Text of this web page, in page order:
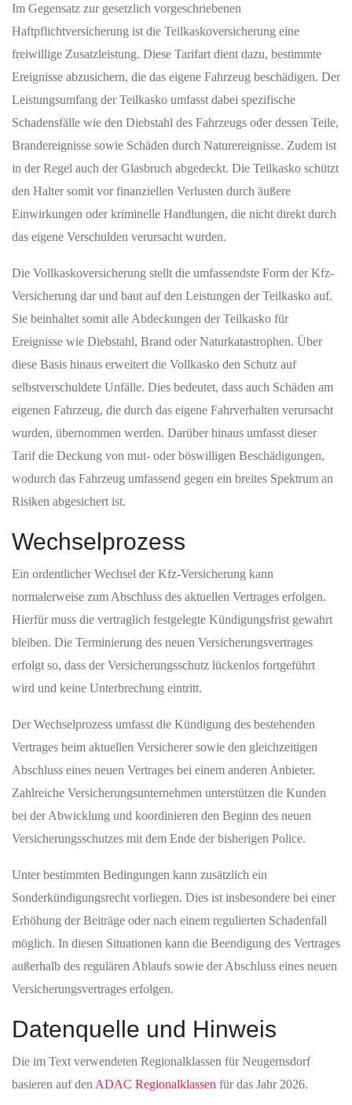
Im Gegensatz zur gesetzlich vorgeschriebenen
Haftpflichtversicherung ist die Teilkaskoversicherung eine
freiwillige Zusatzleistung. Diese Tarifart dient dazu, bestimmte
Ereignisse abzusichern, die das eigene Fahrzeug beschädigen. Der
Leistungsumfang der Teilkasko umfasst dabei spezifische
Schadensfälle wie den Diebstahl des Fahrzeugs oder dessen Teile,
Brandereignisse sowie Schäden durch Naturereignisse. Zudem ist
in der Regel auch der Glasbruch abgedeckt. Die Teilkasko schützt
den Halter somit vor finanziellen Verlusten durch äußere
Einwirkungen oder kriminelle Handlungen, die nicht direkt durch
das eigene Verschulden verursacht wurden.
Die Vollkaskoversicherung stellt die umfassendste Form der Kfz-
Versicherung dar und baut auf den Leistungen der Teilkasko auf.
Sie beinhaltet somit alle Abdeckungen der Teilkasko für
Ereignisse wie Diebstahl, Brand oder Naturkatastrophen. Über
diese Basis hinaus erweitert die Vollkasko den Schutz auf
selbstverschuldete Unfälle. Dies bedeutet, dass auch Schäden am
eigenen Fahrzeug, die durch das eigene Fahrverhalten verursacht
wurden, übernommen werden. Darüber hinaus umfasst dieser
Tarif die Deckung von mut- oder böswilligen Beschädigungen,
wodurch das Fahrzeug umfassend gegen ein breites Spektrum an
Risiken abgesichert ist.
Wechselprozess
Ein ordentlicher Wechsel der Kfz-Versicherung kann
normalerweise zum Abschluss des aktuellen Vertrages erfolgen.
Hierfür muss die vertraglich festgelegte Kündigungsfrist gewahrt
bleiben. Die Terminierung des neuen Versicherungsvertrages
erfolgt so, dass der Versicherungsschutz lückenlos fortgeführt
wird und keine Unterbrechung eintritt.
Der Wechselprozess umfasst die Kündigung des bestehenden
Vertrages beim aktuellen Versicherer sowie den gleichzeitigen
Abschluss eines neuen Vertrages bei einem anderen Anbieter.
Zahlreiche Versicherungsunternehmen unterstützen die Kunden
bei der Abwicklung und koordinieren den Beginn des neuen
Versicherungsschutzes mit dem Ende der bisherigen Police.
Unter bestimmten Bedingungen kann zusätzlich ein
Sonderkündigungsrecht vorliegen. Dies ist insbesondere bei einer
Erhöhung der Beiträge oder nach einem regulierten Schadenfall
möglich. In diesen Situationen kann die Beendigung des Vertrages
außerhalb des regulären Ablaufs sowie der Abschluss eines neuen
Versicherungsvertrages erfolgen.
Datenquelle und Hinweis
Die im Text verwendeten Regionalklassen für Neugernsdorf
basieren auf den ADAC Regionalklassen für das Jahr 2026.